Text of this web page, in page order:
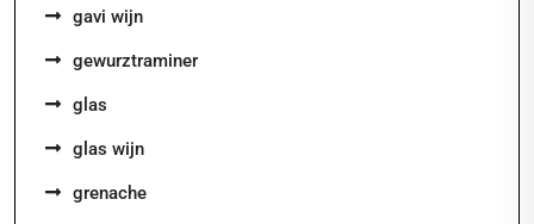
gavi wijn
gewurztraminer
glas
glas wijn
grenache